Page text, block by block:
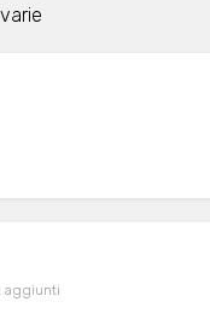
aggiunti